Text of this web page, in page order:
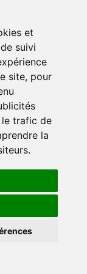
et
suivi
site, pour
le trafic de
la